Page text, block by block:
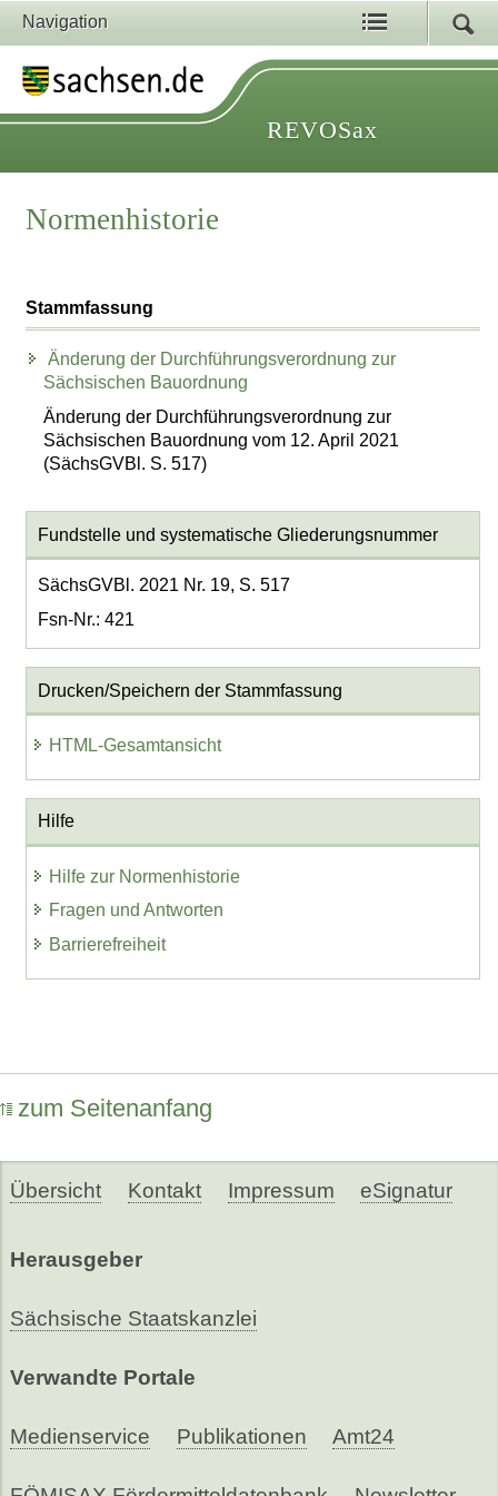
Navigation
REVOSax
Normenhistorie
Stammfassung
Änderung der Durchführungsverordnung zur
Sächsischen Bauordnung
Änderung der Durchführungsverordnung zur
Sächsischen Bauordnung vom 12. April 2021
(SächsGVBl. S. 517)
Fundstelle und systematische Gliederungsnummer
SächsGVBl. 2021 Nr. 19, S. 517
Fsn-Nr.: 421
Drucken/Speichern der Stammfassung
HTML-Gesamtansicht
Hilfe
Hilfe zur Normenhistorie
Fragen und Antworten
Barrierefreiheit
zum Seitenanfang
Übersicht Kontakt Impressum eSignatur
Herausgeber
Sächsische Staatskanzlei
Verwandte Portale
Medienservice Publikationen Amt24